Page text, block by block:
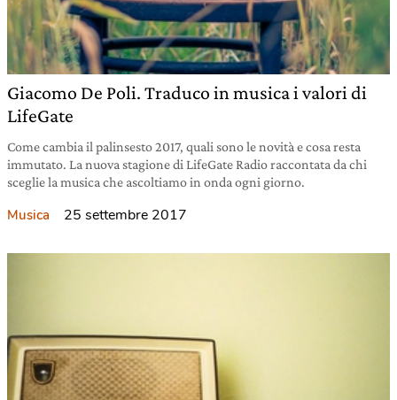
Giacomo De Poli. Traduco in musica i valori di
LifeGate
Come cambia il palinsesto 2017, quali sono le novità e cosa resta
immutato. La nuova stagione di LifeGate Radio raccontata da chi
sceglie la musica che ascoltiamo in onda ogni giorno.
Musica 25 settembre 2017